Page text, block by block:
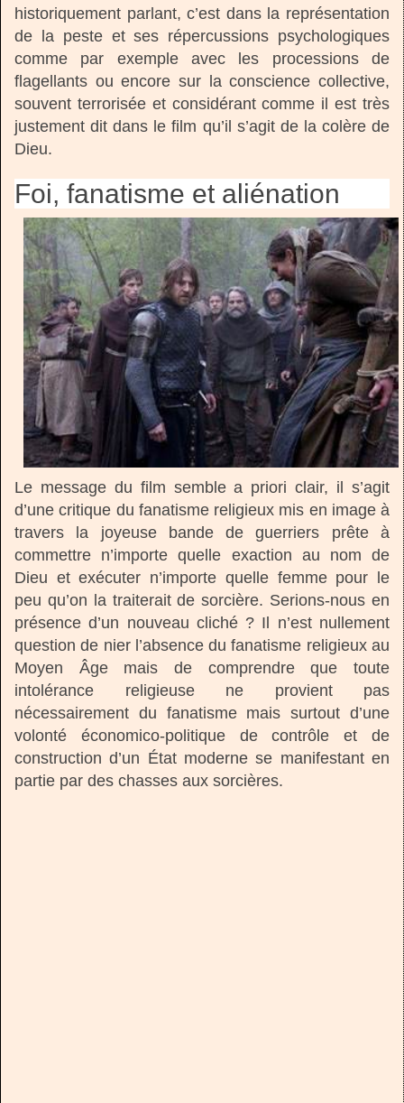
historiquement parlant, c’est dans la représentation
de la peste et ses répercussions psychologiques
comme par exemple avec les processions de
flagellants ou encore sur la conscience collective,
souvent terrorisée et considérant comme il est très
justement dit dans le film qu’il s’agit de la colère de
Dieu.
Foi, fanatisme et aliénation
Le message du film semble a priori clair, il s’agit
d’une critique du fanatisme religieux mis en image à
travers la joyeuse bande de guerriers prête à
commettre n’importe quelle exaction au nom de
Dieu et exécuter n’importe quelle femme pour le
peu qu’on la traiterait de sorcière. Serions-nous en
présence d’un nouveau cliché ? Il n’est nullement
question de nier l’absence du fanatisme religieux au
Moyen Âge mais de comprendre que toute
intolérance religieuse ne provient pas
nécessairement du fanatisme mais surtout d’une
volonté économico-politique de contrôle et de
construction d’un État moderne se manifestant en
partie par des chasses aux sorcières.